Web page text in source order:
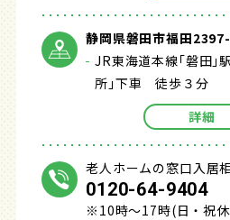
静岡県磐田市福田
JR東海道本線｢磐田｣
所｣下車 徒歩３分
詳細
老人ホームの窓口入居
0120-64-9404
※10時～17時(日・祝